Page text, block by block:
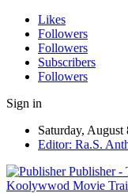
Likes
Followers
Followers
Subscribers
Followers
Sign in
Saturday, August
Editor: Ra.S.
Publisher -
Koolywwod Movie